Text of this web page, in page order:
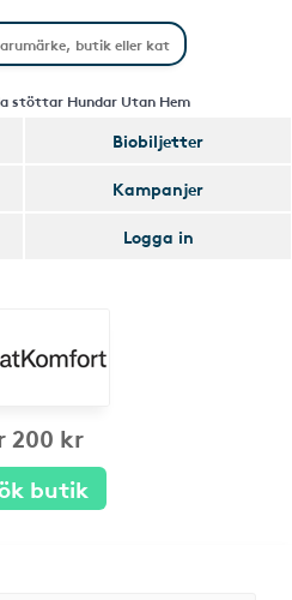
stöttar Hundar Utan Hem
Biobiljetter
Kampanjer
Logga in
200 kr
butik